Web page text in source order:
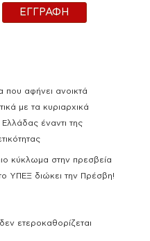
αφήνει ανοικτά
με τα κυριαρχικά
Ελλάδας έναντι της
κύκλωμα στην πρεσβεία
ΥΠΕΞ διώκει την Πρέσβη!
ετεροκαθορίζεται